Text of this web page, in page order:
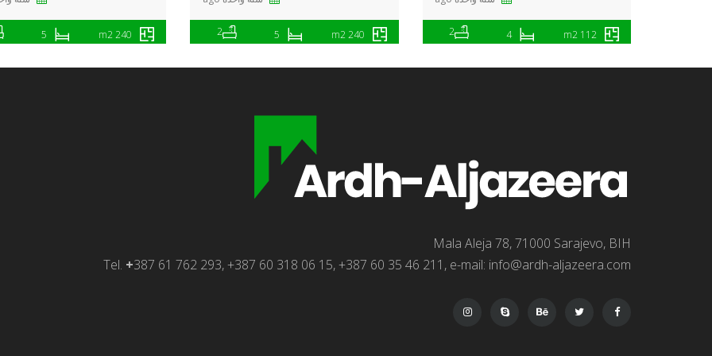
112 m2
4
2
240 m2
5
2
240 m2
5
Mala Aleja 78, 71000 Sarajevo, BIH
Tel. +387 61 762 293, +387 60 318 06 15, +387 60 35 46 211, e-mail: info@ardh-aljazeera.com